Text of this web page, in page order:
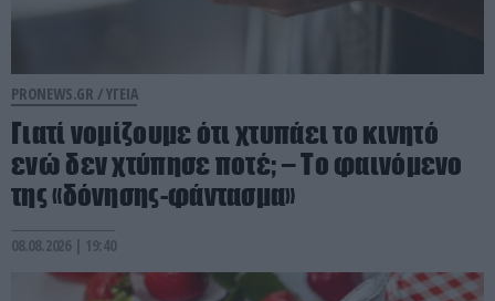
PRONEWS.GR /ΥΓΕΙΑ
Γιατί νομίζουμε ότι χτυπάει το κινητό
ενώ δεν χτύπησε ποτέ; – Το φαινόμενο
της «δόνησης-φάντασμα»
08.08.2026 | 19:40